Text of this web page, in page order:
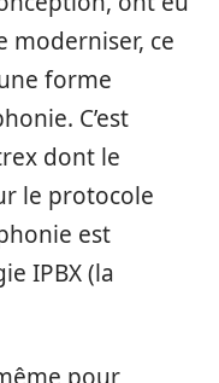
moderniser, ce
forme
C’est
dont le
le protocole
est
IPBX (la